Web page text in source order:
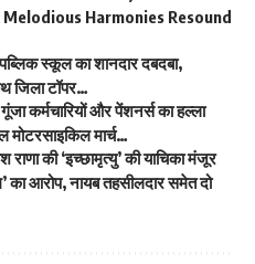
Harmonies Resound
स्कूल का शानदार दबदबा,
जिला टॉपर…
कर्मचारियों और पेंशनर्स का हल्ला
मोटरसाइकिल मार्च…
राणा की ‘इच्छामृत्यु’ की याचिका मंजूर
का आरोप, नायब तहसीलदार समेत दो